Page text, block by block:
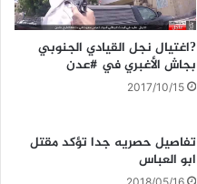
?اغتيال نجل القيادي الجنوبي
بجاش الأغبري في #عدن
2017/10/15
تفاصيل حصريه جدا تؤكد مقتل
ابو العباس